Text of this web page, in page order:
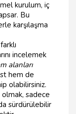
kurulum, iç
Bu
karşılaşma
incelemek
alanları
hem de
olabilirsiniz.
olmak, sadece
sürdürülebilir